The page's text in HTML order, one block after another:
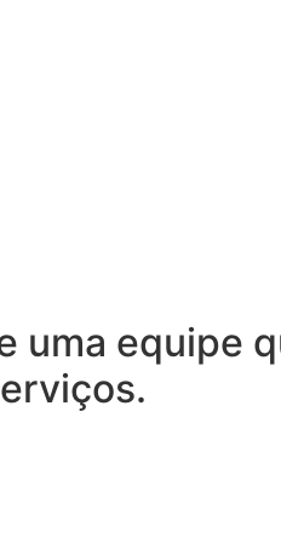
uma equipe